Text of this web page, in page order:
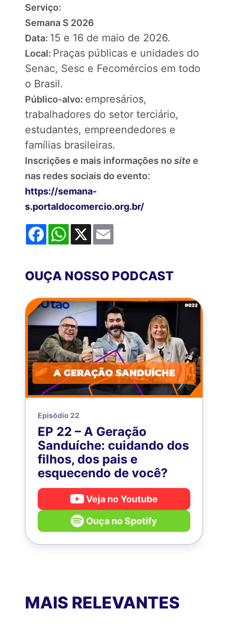
Serviço:
Semana S 2026
Data: 15 e 16 de maio de 2026.
Local: Praças públicas e unidades do
Senac, Sesc e Fecomércios em todo
o Brasil.
Público-alvo: empresários,
trabalhadores do setor terciário,
estudantes, empreendedores e
famílias brasileiras.
Inscrições e mais informações no site e
nas redes sociais do evento:
https://semana-
s.portaldocomercio.org.br/
FacebookWhatsApp
X
OUÇA NOSSO PODCAST
Episódio 22
EP 22 – A Geração
Sanduíche: cuidando dos
filhos, dos pais e
esquecendo de você?
Veja no Youtube
Ouça no Spotify
MAIS RELEVANTES